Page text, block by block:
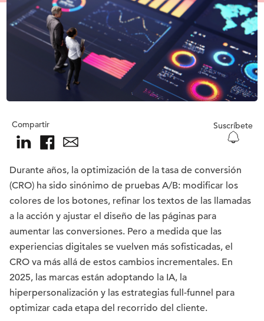
Compartir Suscríbete
Durante años, la optimización de la tasa de conversión
(CRO) ha sido sinónimo de pruebas A/B: modificar los
colores de los botones, refinar los textos de las llamadas
a la acción y ajustar el diseño de las páginas para
aumentar las conversiones. Pero a medida que las
experiencias digitales se vuelven más sofisticadas, el
CRO va más allá de estos cambios incrementales. En
2025, las marcas están adoptando la IA, la
hiperpersonalización y las estrategias full-funnel para
optimizar cada etapa del recorrido del cliente.